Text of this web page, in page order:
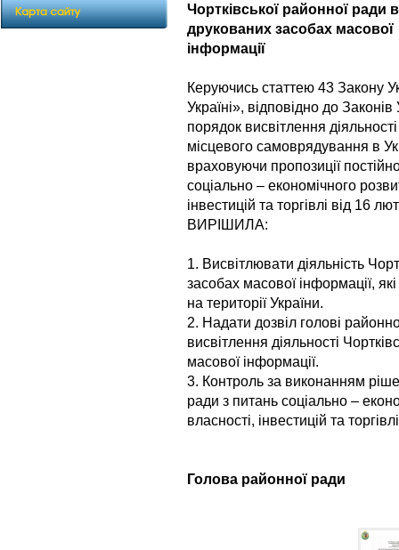
Чортківської районної ради в
друкованих засобах масової
інформації
Керуючись статтею 43 Закону
Україні», відповідно до
порядок висвітлення
місцевого самоврядування в
враховуючи пропозиції
соціально – економічного
інвестицій та торгівлі від 16
ВИРІШИЛА:
1. Висвітлювати діяльність
засобах масової інформації,
на території України.
2. Надати дозвіл голові
висвітлення діяльності
масової інформації.
3. Контроль за виконанням
ради з питань соціально –
власності, інвестицій та
Голова